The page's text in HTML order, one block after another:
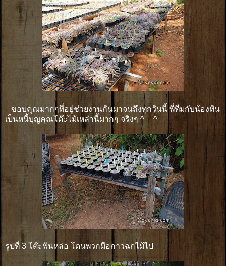
ขอบคุณมากๆที่อยู่ช่วยงานกันมาจนถึงทุกวันนี้ พี่ทีมกับน้องทัน
เป็นหนี้บุญคุณโต๊ะไม้เหล่านี้มากๆ จริงๆ ^__^
รูปที่ 3 โต๊ะฟันหล่อ โดนพวกมือกาวฉกไม้ไป